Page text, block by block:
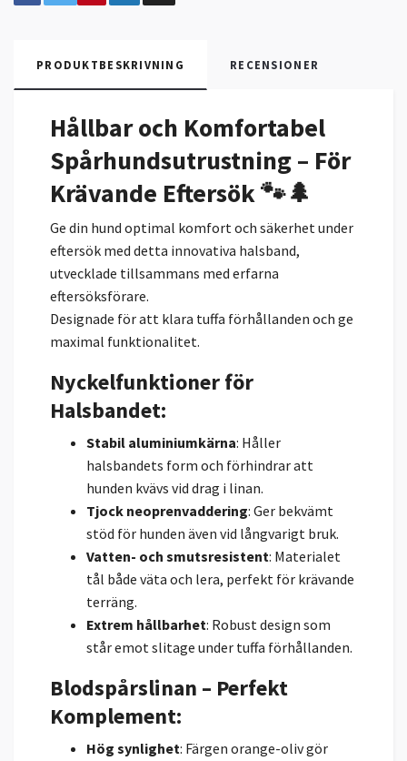
PRODUKTBESKRIVNING RECENSIONER
Hållbar och Komfortabel
Spårhundsutrustning – För
Krävande Eftersök🐾🌲
Ge din hund optimal komfort och säkerhet under
eftersök med detta innovativa halsband,
utvecklade tillsammans med erfarna
eftersöksförare.
Designade för att klara tuffa förhållanden och ge
maximal funktionalitet.
Nyckelfunktioner för
Halsbandet:
Stabil aluminiumkärna: Håller
halsbandets form och förhindrar att
hunden kvävs vid drag i linan.
Tjock neoprenvaddering: Ger bekvämt
stöd för hunden även vid långvarigt bruk.
Vatten- och smutsresistent: Materialet
tål både väta och lera, perfekt för krävande
terräng.
Extrem hållbarhet: Robust design som
står emot slitage under tuffa förhållanden.
Blodspårslinan – Perfekt
Komplement:
Hög synlighet: Färgen orange-oliv gör